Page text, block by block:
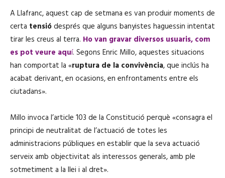
A Llafranc, aquest cap de setmana es van produir moments de
certa tensiódesprés que alguns banyistes haguessin intentat
tirar les creus al terra. Ho van gravar diversos usuaris, com
es pot veure aquí. Segons Enric Millo, aquestes situacions
han comportat la «ruptura de la convivència, que inclús ha
acabat derivant, en ocasions, en enfrontaments entre els
ciutadans».
Millo invoca l’article 103 de la Constitució perquè «consagra el
principi de neutralitat de l’actuació de totes les
administracions públiques en establir que la seva actuació
serveix amb objectivitat als interessos generals, amb ple
sotmetiment a la llei i al dret».